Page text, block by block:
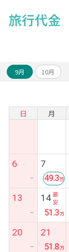
旅行代金
9月 10月
日 月
6
ー
7
最
安
49.3
13
ー
14
51.3
20
ー
21
51.8